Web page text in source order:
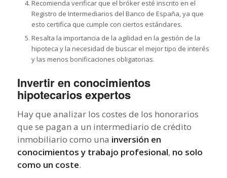
Recomienda verificar que el bróker esté inscrito en el
Registro de Intermediarios del Banco de España, ya que
esto certifica que cumple con ciertos estándares.
Resalta la importancia de la agilidad en la gestión de la
hipoteca y la necesidad de buscar el mejor tipo de interés
y las menos bonificaciones obligatorias.
Invertir en conocimientos
hipotecarios expertos
Hay que analizar los costes de los honorarios
que se pagan a un intermediario de crédito
inmobiliario como una inversión en
conocimientos y trabajo profesional, no solo
como un coste.